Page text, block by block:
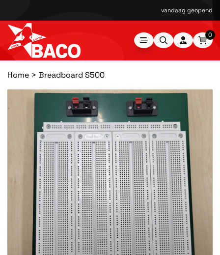
vandaag geopend
0
Home Breadboard S500